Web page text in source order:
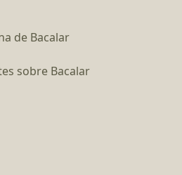
de Bacalar
sobre Bacalar